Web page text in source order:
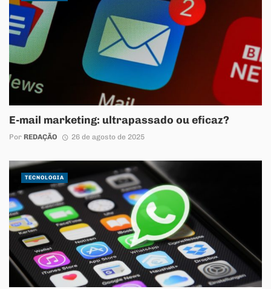
E-mail marketing: ultrapassado ou eficaz?
Por REDAÇÃO 26 de agosto de 2025
TECNOLOGIA